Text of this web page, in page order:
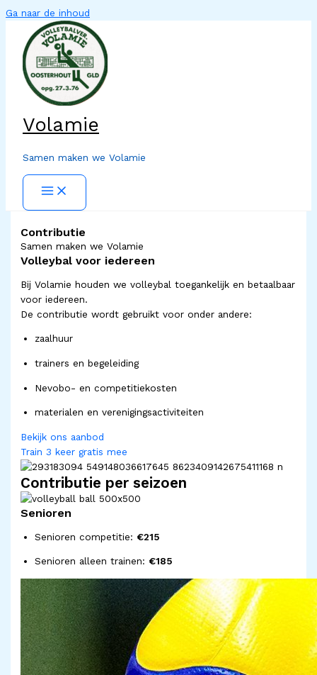
Ga naar de inhoud
Volamie
Samen maken we Volamie
Contributie
Samen maken we Volamie
Volleybal voor iedereen
Bij Volamie houden we volleybal toegankelijk en betaalbaar
voor iedereen.
De contributie wordt gebruikt voor onder andere:
zaalhuur
trainers en begeleiding
Nevobo- en competitie­kosten
materialen en verenigingsactiviteiten
Bekijk ons aanbod
Train 3 keer gratis mee
Contributie per seizoen
Senioren
Senioren competitie: €215
Senioren alleen trainen: €185